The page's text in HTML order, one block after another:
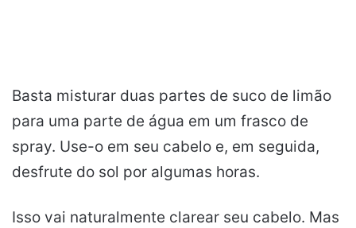
Basta misturar duas partes de suco de limão
para uma parte de água em um frasco de
spray. Use-o em seu cabelo e, em seguida,
desfrute do sol por algumas horas.
Isso vai naturalmente clarear seu cabelo. Mas